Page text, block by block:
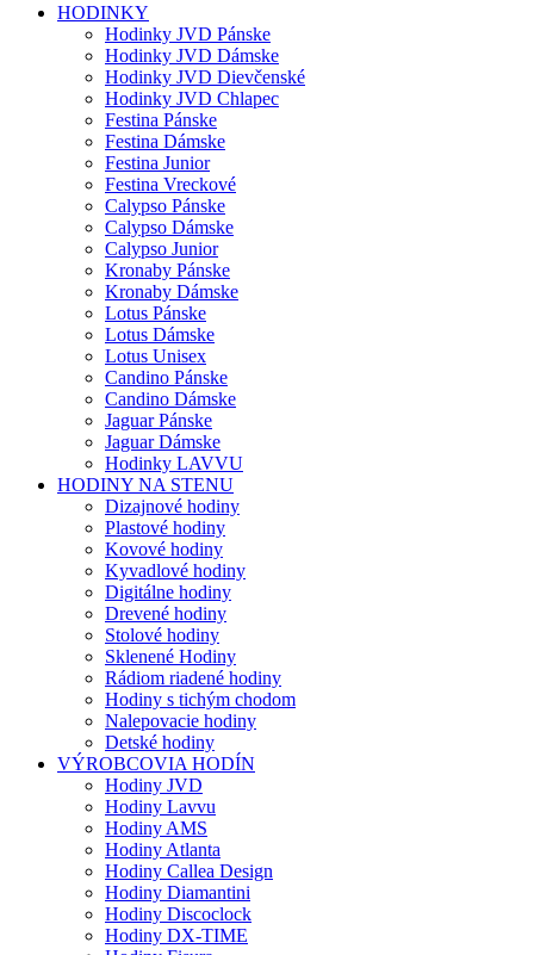
HODINKY
Hodinky JVD Pánske
Hodinky JVD Dámske
Hodinky JVD Dievčenské
Hodinky JVD Chlapec
Festina Pánske
Festina Dámske
Festina Junior
Festina Vreckové
Calypso Pánske
Calypso Dámske
Calypso Junior
Kronaby Pánske
Kronaby Dámske
Lotus Pánske
Lotus Dámske
Lotus Unisex
Candino Pánske
Candino Dámske
Jaguar Pánske
Jaguar Dámske
Hodinky LAVVU
HODINY NA STENU
Dizajnové hodiny
Plastové hodiny
Kovové hodiny
Kyvadlové hodiny
Digitálne hodiny
Drevené hodiny
Stolové hodiny
Sklenené Hodiny
Rádiom riadené hodiny
Hodiny s tichým chodom
Nalepovacie hodiny
Detské hodiny
VÝROBCOVIA HODÍN
Hodiny JVD
Hodiny Lavvu
Hodiny AMS
Hodiny Atlanta
Hodiny Callea Design
Hodiny Diamantini
Hodiny Discoclock
Hodiny DX-TIME